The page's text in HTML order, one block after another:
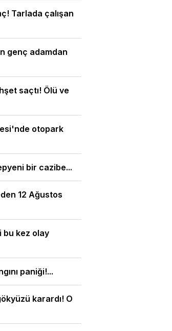
Tarlada çalışan
genç adamdan
saçtı! Ölü ve
otopark
bir cazibe...
12 Ağustos
bu kez olay
paniği!...
karardı! O